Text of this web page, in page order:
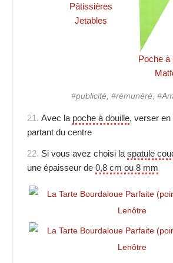
Pâtissières
Jetables
Poche à
#publicité, #rémunéré,
21. Avec la poche à douille, verser
partant du centre
22. Si vous avez choisi la spatule
une épaisseur de 0,8 cm ou 8 mm